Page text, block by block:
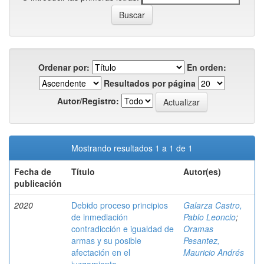
Ordenar por:
En orden:
Resultados por página
Autor/Registro:
Mostrando resultados 1 a 1 de 1
Fecha de
publicación
Título Autor(es)
2020
Debido proceso principios
de inmediación
contradicción e igualdad de
armas y su posible
afectación en el
Galarza Castro,
Pablo Leoncio;
Oramas
Pesantez,
Mauricio Andrés